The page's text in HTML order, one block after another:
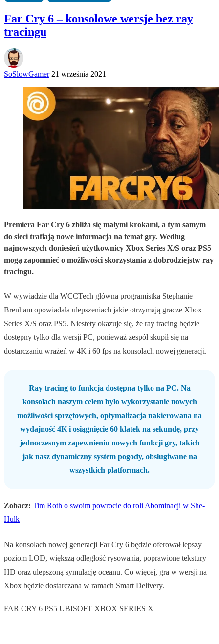
Far Cry 6 – konsolowe wersje bez ray
tracingu
SoSlowGamer 21 września 2021
Premiera Far Cry 6 zbliża się małymi krokami, a tym samym
do sieci trafiają nowe informacja na temat gry. Według
najnowszych doniesień użytkownicy Xbox Series X/S oraz PS5
mogą zapomnieć o możliwości skorzystania z dobrodziejstw ray
tracingu.
W wywiadzie dla WCCTech główna programistka Stephanie
Brenham opowiadała ulepszeniach jakie otrzymają gracze Xbox
Series X/S oraz PS5. Niestety okazuje się, że ray tracing będzie
dostępny tylko dla wersji PC, ponieważ zespół skupił się na
dostarczaniu wrażeń w 4K i 60 fps na konsolach nowej generacji.
Ray tracing to funkcja dostępna tylko na PC. Na
konsolach naszym celem było wykorzystanie nowych
możliwości sprzętowych, optymalizacja nakierowana na
wydajność 4K i osiągnięcie 60 klatek na sekundę, przy
jednoczesnym zapewnieniu nowych funkcji gry, takich
jak nasz dynamiczny system pogody, obsługiwane na
wszystkich platformach.
Zobacz: Tim Roth o swoim powrocie do roli Abominacji w She-
Hulk
Na konsolach nowej generacji Far Cry 6 będzie oferował lepszy
poziom LOD, większą odległość rysowania, poprawione tekstury
HD oraz ulepszoną symulację oceanu. Co więcej, gra w wersji na
Xbox będzie dostarczana w ramach Smart Delivery.
FAR CRY 6 PS5 UBISOFT XBOX SERIES X